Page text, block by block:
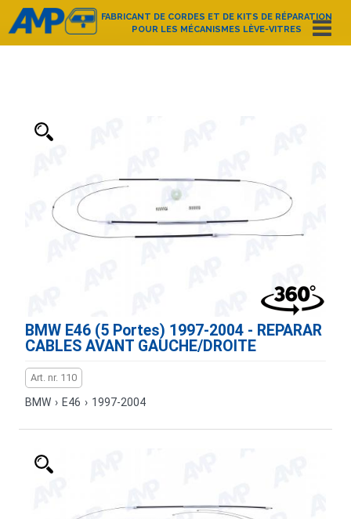
FABRICANT DE CORDES ET DE KITS DE RÉPARATION
POUR LES MÉCANISMES LÈVE-VITRES
QUI SOMMES-NOUS?
CATALOGUE D’ARTICLES
BMW E46 (5 Portes) 1997-2004 - REPARAR
CABLES AVANT GAUCHE/DROITE
Art. nr. 110
BMW › E46 › 1997-2004